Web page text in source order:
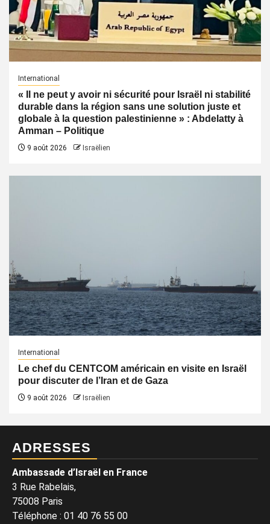
International
« Il ne peut y avoir ni sécurité pour Israël ni stabilité
durable dans la région sans une solution juste et
globale à la question palestinienne » : Abdelatty à
Amman – Politique
9 août 2026 Israëlien
International
Le chef du CENTCOM américain en visite en Israël
pour discuter de l’Iran et de Gaza
9 août 2026 Israëlien
ADRESSES
Ambassade d’Israël en France
3 Rue Rabelais,
75008 Paris
Téléphone : 01 40 76 55 00